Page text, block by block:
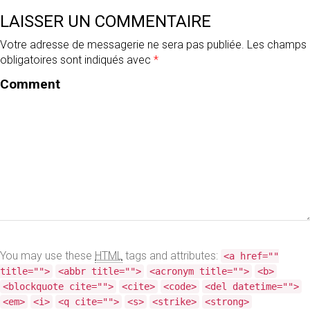
ISÈRE
PARE-
QUE
?
LAISSER UN COMMENTAIRE
Votre adresse de messagerie ne sera pas publiée. Les champs
obligatoires sont indiqués avec *
Comment
You may use these HTML tags and attributes: <a href=""
title="">
<abbr title=""> <acronym title="">
<b>
<blockquote cite="">
<cite> <code>
<del datetime="">
<em>
<i> <q cite=""> <s> <strike> <strong>